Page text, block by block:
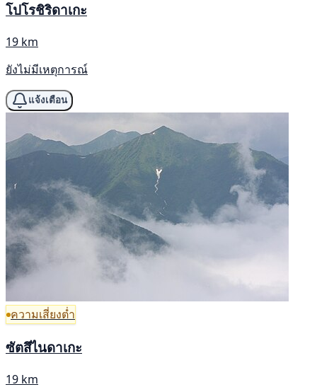
โปโรชิริดาเกะ
19 km
ยังไม่มีเหตุการณ์
แจ้งเตือน
ความเสี่ยงต่ำ
ซัตสึไนดาเกะ
19 km